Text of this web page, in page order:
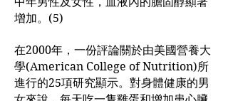
增加。(5)
在2000年，一份評論關於由美國營養大
學(American College of Nutrition)所
進行的25項研究顯示。對身體健康的男